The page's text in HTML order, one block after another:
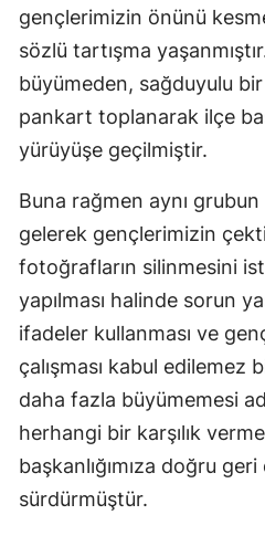
gençlerimizin önünü
sözlü tartışma
büyümeden, sağduyulu bir
pankart toplanarak ilçe
yürüyüşe geçilmiştir.
Buna rağmen aynı
gelerek gençlerimizin
fotoğrafların silinmesini
yapılması halinde sorun
ifadeler kullanması ve
çalışması kabul edilemez
daha fazla büyümemesi
herhangi bir karşılık
başkanlığımıza doğru
sürdürmüştür.